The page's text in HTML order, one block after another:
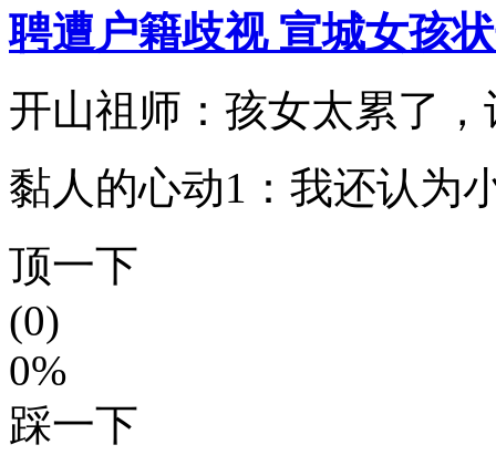
聘遭户籍歧视 宣城女孩
开山祖师：孩女太累了
黏人的心动1：我还认为
顶一下
(0)
0%
踩一下